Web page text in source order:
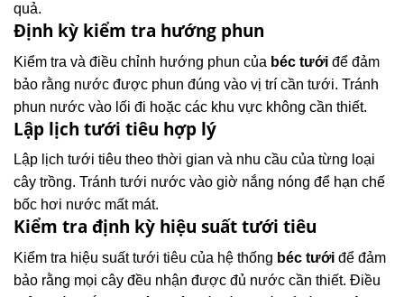
quả.
Định kỳ kiểm tra hướng phun
Kiểm tra và điều chỉnh hướng phun của béc tưới để đảm
bảo rằng nước được phun đúng vào vị trí cần tưới. Tránh
phun nước vào lối đi hoặc các khu vực không cần thiết.
Lập lịch tưới tiêu hợp lý
Lập lịch tưới tiêu theo thời gian và nhu cầu của từng loại
cây trồng. Tránh tưới nước vào giờ nắng nóng để hạn chế
bốc hơi nước mất mát.
Kiểm tra định kỳ hiệu suất tưới tiêu
Kiểm tra hiệu suất tưới tiêu của hệ thống béc tưới để đảm
bảo rằng mọi cây đều nhận được đủ nước cần thiết. Điều